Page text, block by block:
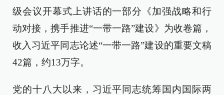
级会议开幕式上讲话的一部分《加强战略和行
动对接，携手推进“一带一路”建设》为收卷篇，
收入习近平同志论述“一带一路”建设的重要文稿
42篇，约13万字。
党的十八大以来，习近平同志统筹国内国际两